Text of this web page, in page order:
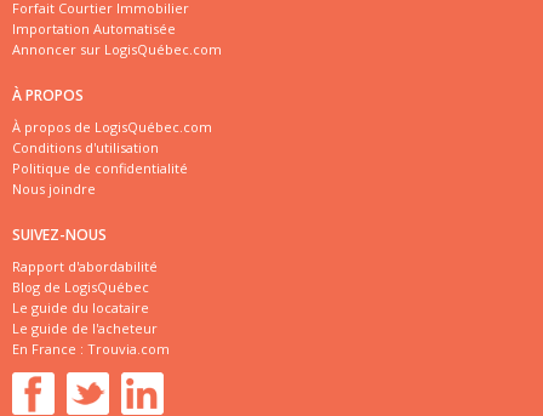
Forfait Courtier Immobilier
Importation Automatisée
Annoncer sur LogisQuébec.com
À PROPOS
À propos de LogisQuébec.com
Conditions d'utilisation
Politique de confidentialité
Nous joindre
SUIVEZ-NOUS
Rapport d'abordabilité
Blog de LogisQuébec
Le guide du locataire
Le guide de l'acheteur
En France : Trouvia.com